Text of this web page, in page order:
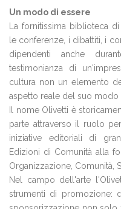
Un modo di essere
La fornitissima biblioteca
le conferenze, i dibattiti, i
dipendenti anche
testimonianza di
cultura non un elemento
aspetto reale del suo modo
Il nome Olivetti è
parte attraverso il ruolo
iniziative editoriali di
Edizioni di Comunità alla
Organizzazione, Comunità,
Nel campo dell'arte
strumenti di promozione: